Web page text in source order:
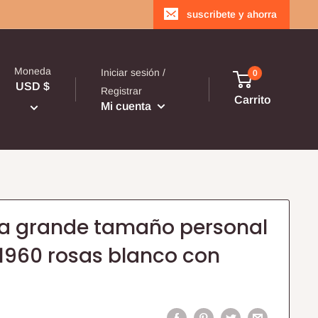
suscribete y ahorra
Moneda
USD $
Iniciar sesión /
Registrar
Mi cuenta
0
Carrito
grande tamaño personal
rosas blanco con